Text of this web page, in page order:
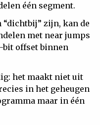
één segment.
“dichtbij” zijn, kan de
met near jumps
bit offset binnen
het maakt niet uit
in het geheugen
maar in één